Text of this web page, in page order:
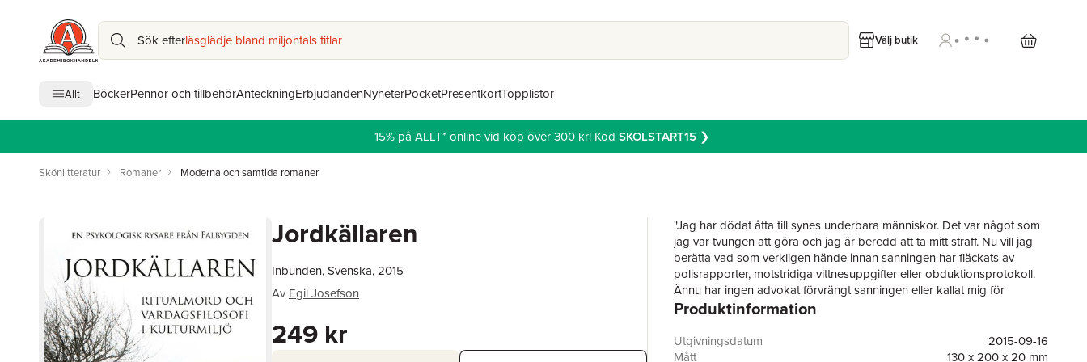
Sök efterläsglädje bland miljontals titlar Välj butik
Allt BöckerPennor och tillbehörAnteckningErbjudandenNyheterPocketPresentkortTopplistor
15% på ALLT* online vid köp över 300 kr! Kod SKOLSTART15❯
Skönlitteratur Romaner Moderna och samtida romaner
Jordkällaren
Inbunden, Svenska, 2015
Av Egil Josefson
249 kr
"Jag har dödat åtta till synes underbara människor. Det var något som
jag var tvungen att göra och jag är beredd att ta mitt straff. Nu vill jag
berätta vad som verkligen hände innan sanningen har fläckats av
polisrapporter, motstridiga vittnesuppgifter eller obduktionsprotokoll.
Ännu har ingen advokat förvrängt sanningen eller kallat mig för
sinnessjuk.
Under en augustivecka följer vi med till avfolkningsbygden och en liten
Produktinformation
Utgivningsdatum
2015-09-16
Mått
130 x 200 x 20 mm